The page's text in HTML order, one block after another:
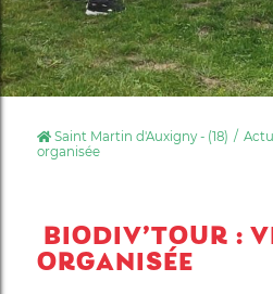
Saint Martin d'Auxigny - (18)
organisée
BIODIV’TOUR :
ORGANISÉE